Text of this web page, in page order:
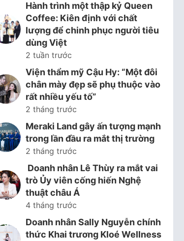
Hành trình một thập kỷ Queen
Coffee: Kiên định với chất
lượng để chinh phục người tiêu
dùng Việt
2 tuần trước
Viện thẩm mỹ Cậu Hy: “Một đôi
chân mày đẹp sẽ phụ thuộc vào
rất nhiều yếu tố”
2 tháng trước
Meraki Land gây ấn tượng mạnh
trong lần đầu ra mắt thị trường
2 tháng trước
Doanh nhân Lê Thùy ra mắt vai
trò Ủy viên cống hiến Nghệ
thuật châu Á
4 tháng trước
Doanh nhân Sally Nguyễn chính
thức Khai trương Kloé Wellness